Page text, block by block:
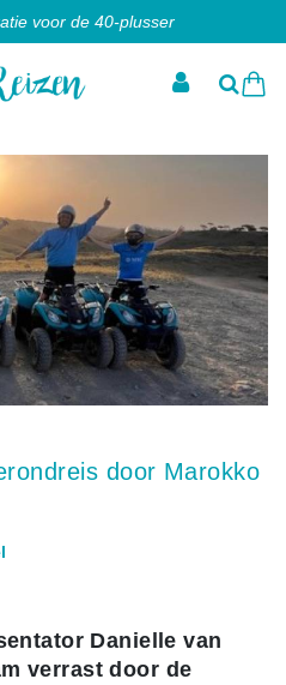
voor de 40-plusser
door Marokko
Danielle van
verrast door de